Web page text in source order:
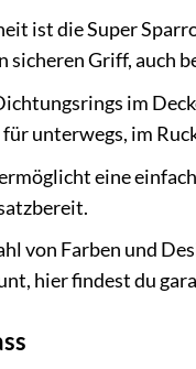
ist die Super
sicheren Griff, auch
im
unterwegs, im
eine
von Farben und
hier findest du